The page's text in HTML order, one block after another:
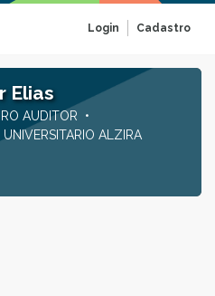
Login Cadastro
Elias
AUDITOR
UNIVERSITARIO ALZIRA